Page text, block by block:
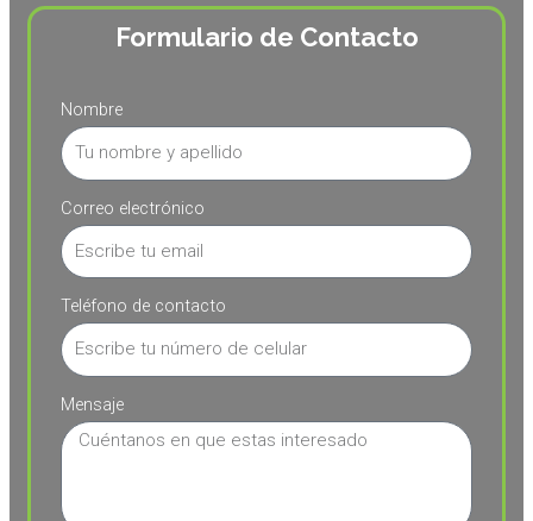
Formulario de Contacto
Nombre
Correo electrónico
Teléfono de contacto
Mensaje